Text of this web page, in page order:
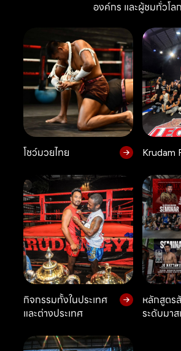
องค์กร และผู้ชมทั่วโลก
โชว์มวยไทย Krudam
กิจกรรมทั้งในประเทศ
และต่างประเทศ
หลักสูตร
ระดับมาส